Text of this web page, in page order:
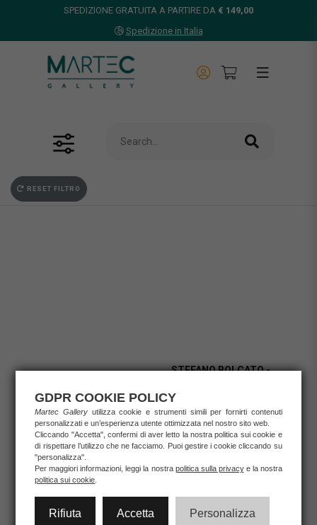
SPEDIZIONE GRATUITA A PARTIRE DA € 149,00
Spedizione in Italia
RESET FILTRO
Serigrafia 33x33 cm
"WOLVERINE"
DANIELA PARESCHI
Grafica d'autore / Carta
Codice:DP15
Dimensioni:
33x33 cm.
€ 85,00
STEFANO BOLCATO -
24x30 cm
STEFANO BOLCATO
Grafica d'autore / Carta
Codice:SB009
€ 80,00
GDPR COOKIE POLICY
Martec Gallery utilizza cookie e strumenti simili per fornirti contenuti
personalizzati e un’esperienza utente ottimizzata nel nostro sito web.
Cliccando "Accetta", confermi di aver letto la nostra politica sui cookie e
di rispettare l’utilizzo che ne facciamo. Puoi gestire i cookie cliccando su
"personalizza".
Per maggiori informazioni, leggi la nostra politica sulla privacye la nostra
politica sui cookie
Rifiuta Accetta Personalizza